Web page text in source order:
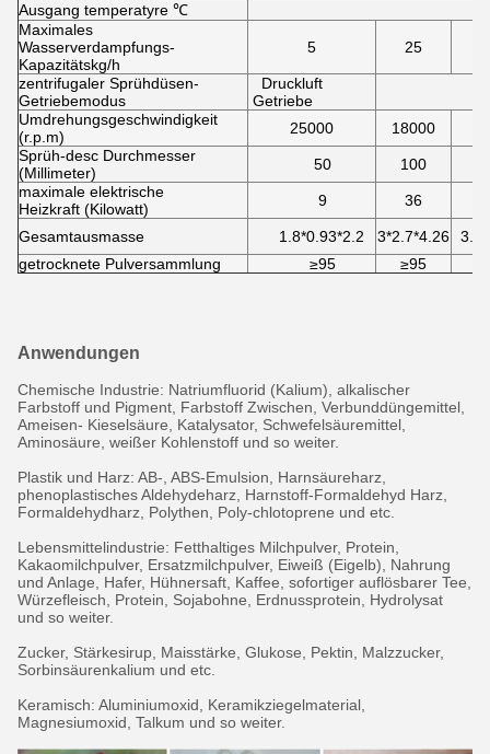
Ausgang temperatyre ℃
Maximales
Wasserverdampfungs-
Kapazitätskg/h
5 25
zentrifugaler Sprühdüsen-
Getriebemodus
Druckluft
Getriebe
Umdrehungsgeschwindigkeit
(r.p.m)
25000 18000
Sprüh-desc Durchmesser
(Millimeter)
50 100
maximale elektrische
Heizkraft (Kilowatt)
9 36
Gesamtausmasse 1.8*0.93*2.2 3*2.7*4.26
getrocknete Pulversammlung
≥95 ≥95
Anwendungen
Chemische Industrie: Natriumfluorid (Kalium), alkalischer
Farbstoff und Pigment, Farbstoff Zwischen, Verbunddüngemittel,
Ameisen- Kieselsäure, Katalysator, Schwefelsäuremittel,
Aminosäure, weißer Kohlenstoff und so weiter.
Plastik und Harz: AB-, ABS-Emulsion, Harnsäureharz,
phenoplastisches Aldehydeharz, Harnstoff-Formaldehyd Harz,
Formaldehydharz, Polythen, Poly-chlotoprene und etc.
Lebensmittelindustrie: Fetthaltiges Milchpulver, Protein,
Kakaomilchpulver, Ersatzmilchpulver, Eiweiß (Eigelb), Nahrung
und Anlage, Hafer, Hühnersaft, Kaffee, sofortiger auflösbarer Tee,
Würzefleisch, Protein, Sojabohne, Erdnussprotein, Hydrolysat
und so weiter.
Zucker, Stärkesirup, Maisstärke, Glukose, Pektin, Malzzucker,
Sorbinsäurenkalium und etc.
Keramisch: Aluminiumoxid, Keramikziegelmaterial,
Magnesiumoxid, Talkum und so weiter.